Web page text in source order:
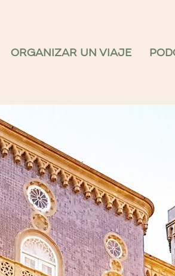
ORGANIZAR UN VIAJE